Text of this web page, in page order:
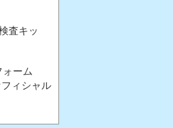
査キッ
ーム
ィシャル